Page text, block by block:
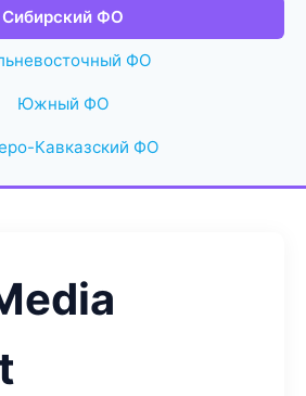
Сибирский ФО
ФО
Южный ФО
Кавказский ФО